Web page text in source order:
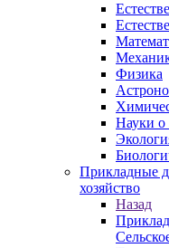
Физика
Науки о
Прикладные
хозяйство
Назад